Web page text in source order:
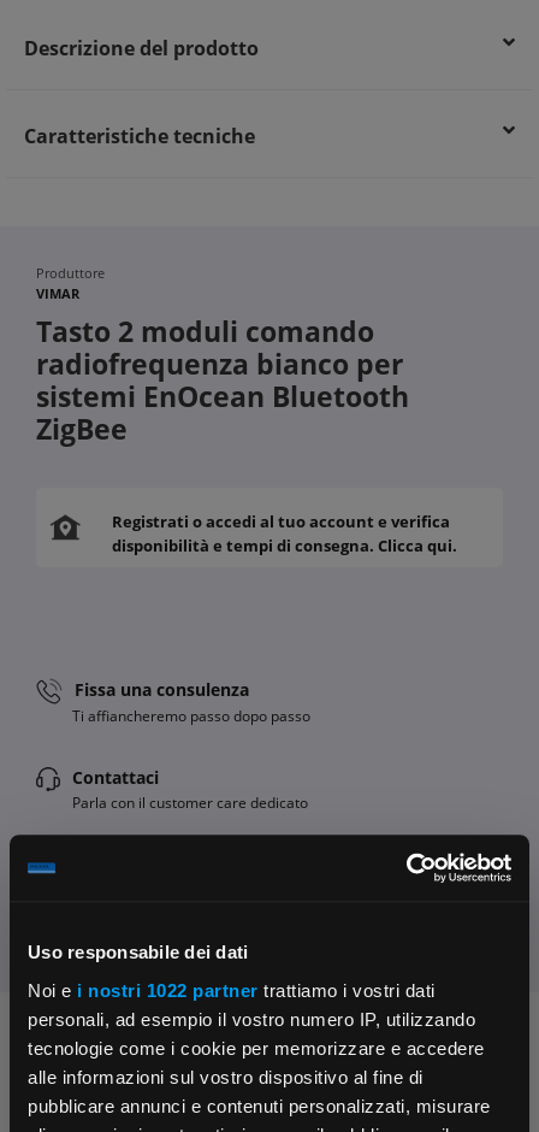
Uso responsabile dei dati
Noi e i nostri 1022 partner trattiamo i vostri dati
personali, ad esempio il vostro numero IP, utilizzando
tecnologie come i cookie per memorizzare e accedere
alle informazioni sul vostro dispositivo al fine di
pubblicare annunci e contenuti personalizzati, misurare
Descrizione del prodotto
Caratteristiche tecniche
Produttore
VIMAR
Tasto 2 moduli comando
radiofrequenza bianco per
sistemi EnOcean Bluetooth
ZigBee
Registrati o accedi al tuo account e verifica
disponibilità e tempi di consegna. Clicca qui.
Fissa una consulenza
Ti affiancheremo passo dopo passo
Contattaci
Parla con il customer care dedicato
Condividi:
Chiedi ai nostri tecnici